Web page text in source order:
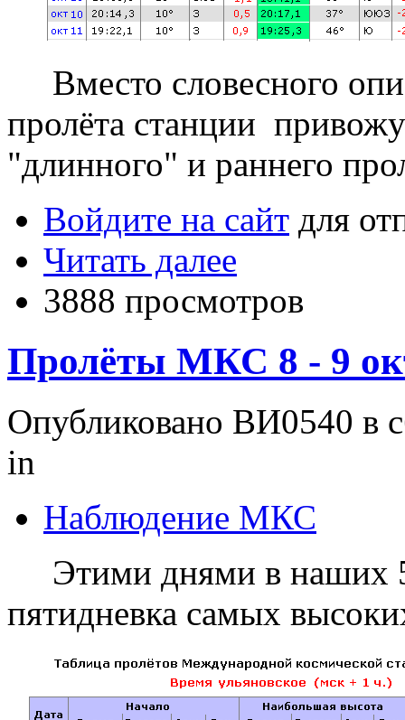
Вместо словесного
пролёта станции
"длинного" и раннего
Войдите на сайт для
Читать далее
3888 просмотров
Пролёты МКС 8 - 9
Опубликовано ВИ0540 в
in
Наблюдение МКС
Этими днями в наших
пятидневка самых